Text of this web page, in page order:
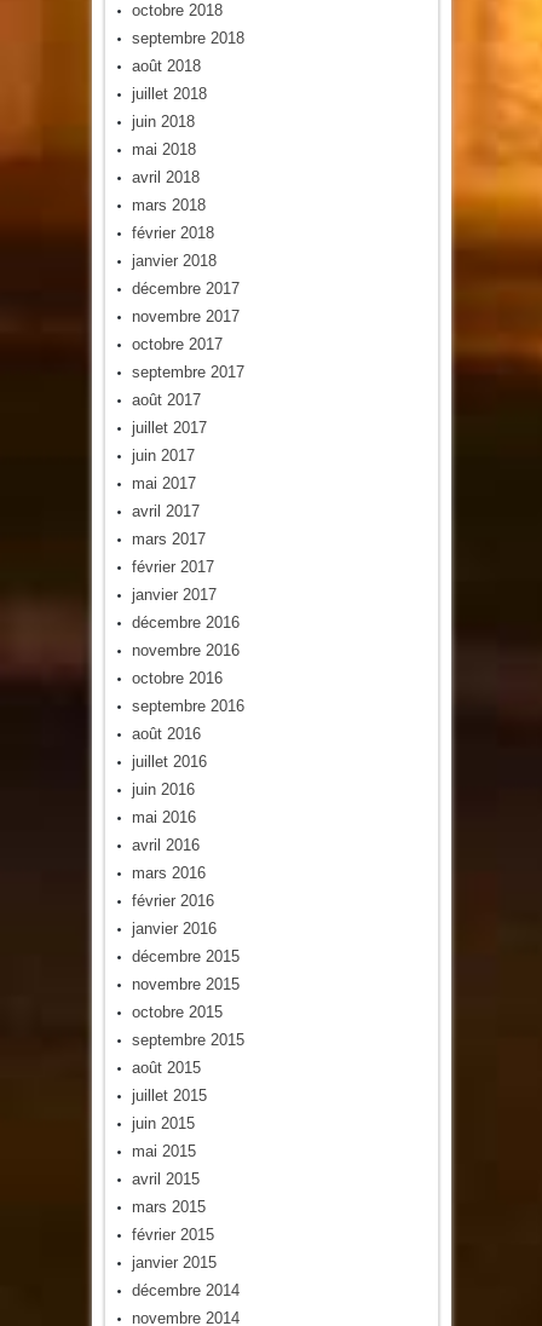
octobre 2018
septembre 2018
août 2018
juillet 2018
juin 2018
mai 2018
avril 2018
mars 2018
février 2018
janvier 2018
décembre 2017
novembre 2017
octobre 2017
septembre 2017
août 2017
juillet 2017
juin 2017
mai 2017
avril 2017
mars 2017
février 2017
janvier 2017
décembre 2016
novembre 2016
octobre 2016
septembre 2016
août 2016
juillet 2016
juin 2016
mai 2016
avril 2016
mars 2016
février 2016
janvier 2016
décembre 2015
novembre 2015
octobre 2015
septembre 2015
août 2015
juillet 2015
juin 2015
mai 2015
avril 2015
mars 2015
février 2015
janvier 2015
décembre 2014
novembre 2014